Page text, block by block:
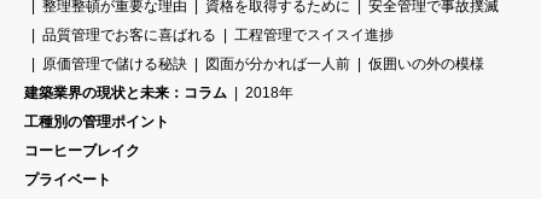
整理整頓が重要な理由 資格を取得するために
安全管理で事故撲滅
品質管理でお客に喜ばれる
工程管理でスイスイ進捗
原価管理で儲ける秘訣
図面が分かれば一人前
仮囲いの外の模様
建築業界の現状と未来：コラム
2018年
工種別の管理ポイント
コーヒーブレイク
プライベート